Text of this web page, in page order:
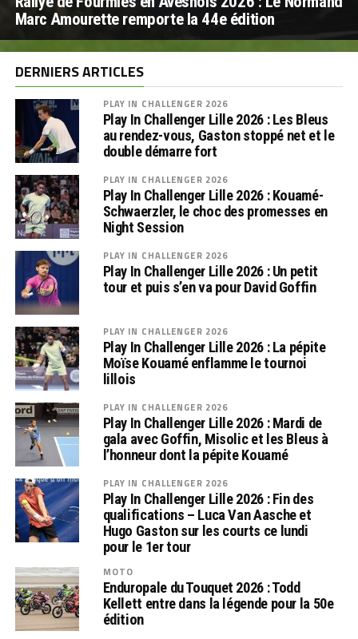
Marc Amourette remporte la 44e édition
DERNIERS ARTICLES
PLAY IN CHALLENGER 2026
Play In Challenger Lille 2026 : Les Bleus
au rendez-vous, Gaston stoppé net et le
double démarre fort
PLAY IN CHALLENGER 2026
Play In Challenger Lille 2026 : Kouamé-
Schwaerzler, le choc des promesses en
Night Session
PLAY IN CHALLENGER 2026
Play In Challenger Lille 2026 : Un petit
tour et puis s’en va pour David Goffin
PLAY IN CHALLENGER 2026
Play In Challenger Lille 2026 : La pépite
Moïse Kouamé enflamme le tournoi
lillois
PLAY IN CHALLENGER 2026
Play In Challenger Lille 2026 : Mardi de
gala avec Goffin, Misolic et les Bleus à
l’honneur dont la pépite Kouamé
PLAY IN CHALLENGER 2026
Play In Challenger Lille 2026 : Fin des
qualifications – Luca Van Aasche et
Hugo Gaston sur les courts ce lundi
pour le 1er tour
MOTO
Enduropale du Touquet 2026 : Todd
Kellett entre dans la légende pour la 50e
édition